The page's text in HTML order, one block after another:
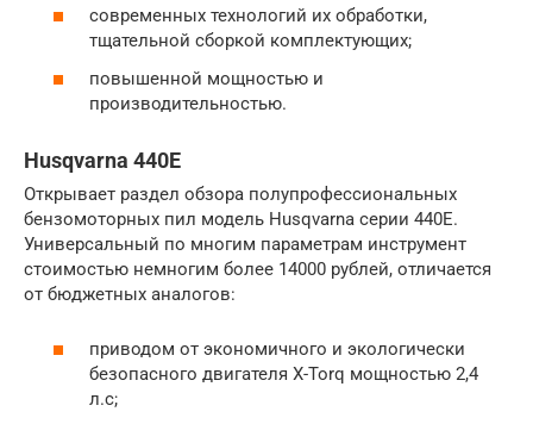
современных технологий их обработки,
тщательной сборкой комплектующих;
повышенной мощностью и
производительностью.
Husqvarna 440Е
Открывает раздел обзора полупрофессиональных
бензомоторных пил модель Husqvarna серии 440Е.
Универсальный по многим параметрам инструмент
стоимостью немногим более 14000 рублей, отличается
от бюджетных аналогов:
приводом от экономичного и экологически
безопасного двигателя X-Torq мощностью 2,4
л.с;